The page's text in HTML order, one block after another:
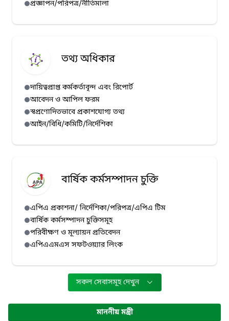
হাম প্রেস রিলিজ (১২/০৭/২০২৬)
হাম প্রেস রিলিজ (১০/০৭/২০২৬)
প্রজ্ঞাপন/পরিপত্র/নীতিমালা
তথ্য অধিকার
দায়িত্বপ্রাপ্ত কর্মকর্তাবৃন্দ এবং রিপোর্ট
আবেদন ও আপিল ফরম
স্বপ্রণোদিতভাবে প্রকাশযোগ্য তথ্য
আইন/বিধি/কমিটি/নির্দেশিকা
বার্ষিক কর্মসম্পাদন চুক্তি
এপিএ প্রকাশনা/ নির্দেশিকা/পরিপত্র/এপিএ টিম
বার্ষিক কর্মসম্পাদন চুক্তিসমূহ
পরিবীক্ষণ ও মূল্যায়ন প্রতিবেদন
এপিএএমএস সফটওয়্যার লিংক
সকল সেবাসমূহ দেখুন
মাননীয় মন্ত্রী